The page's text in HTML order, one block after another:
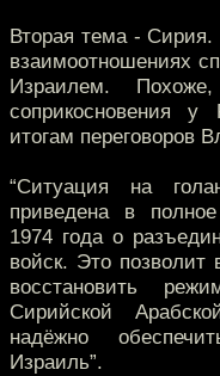
Вторая тема - Сирия.
взаимоотношениях
Израилем.
соприкосновения
итогам переговоров
“Ситуация на
приведена в
1974 года о
войск. Это позволит
восстановить
Сирийской
надёжно
Израиль”.